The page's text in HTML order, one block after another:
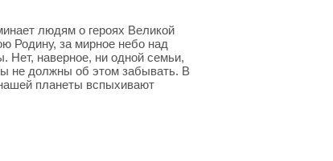
людям о героях Великой
Родину, за мирное небо над
Нет, наверное, ни одной семьи,
не должны об этом забывать. В
планеты вспыхивают